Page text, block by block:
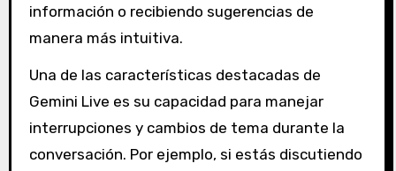
información o recibiendo sugerencias de
manera más intuitiva.
Una de las características destacadas de
Gemini Live es su capacidad para manejar
interrupciones y cambios de tema durante la
conversación. Por ejemplo, si estás discutiendo